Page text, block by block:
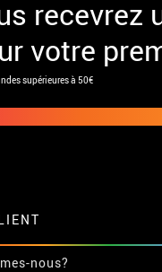
recevrez
votre
supérieures à 50€
nous?